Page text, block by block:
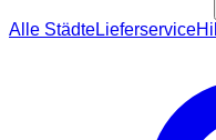
Alle StädteLieferservice